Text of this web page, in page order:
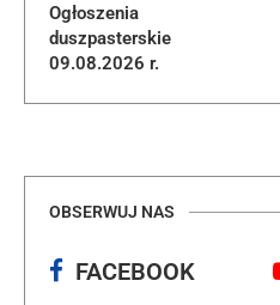
Ogłoszenia
duszpasterskie
09.08.2026 r.
OBSERWUJ NAS
FACEBOOK